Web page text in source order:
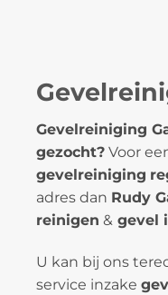
Gevelreiniging
gezocht? Voor
gevelreiniging
adres dan Rudy
reinigen & gevel
U kan bij ons
service inzake